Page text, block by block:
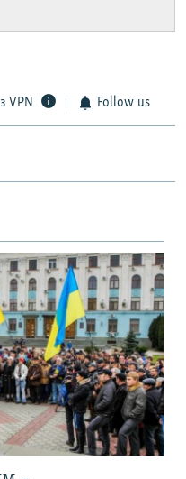
VPN Follow us